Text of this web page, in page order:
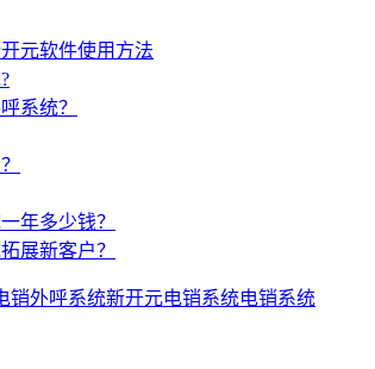
元软件使用方法
系统？
年多少钱？
展新客户？
销外呼系统新开元电销系统电销系统